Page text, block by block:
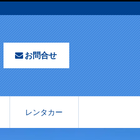
お問合せ
レンタカー